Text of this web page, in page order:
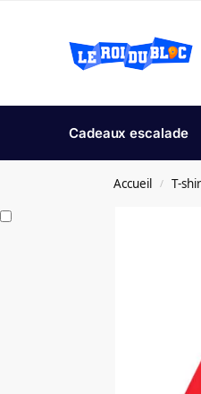
Cadeaux escalade
Accueil / T-